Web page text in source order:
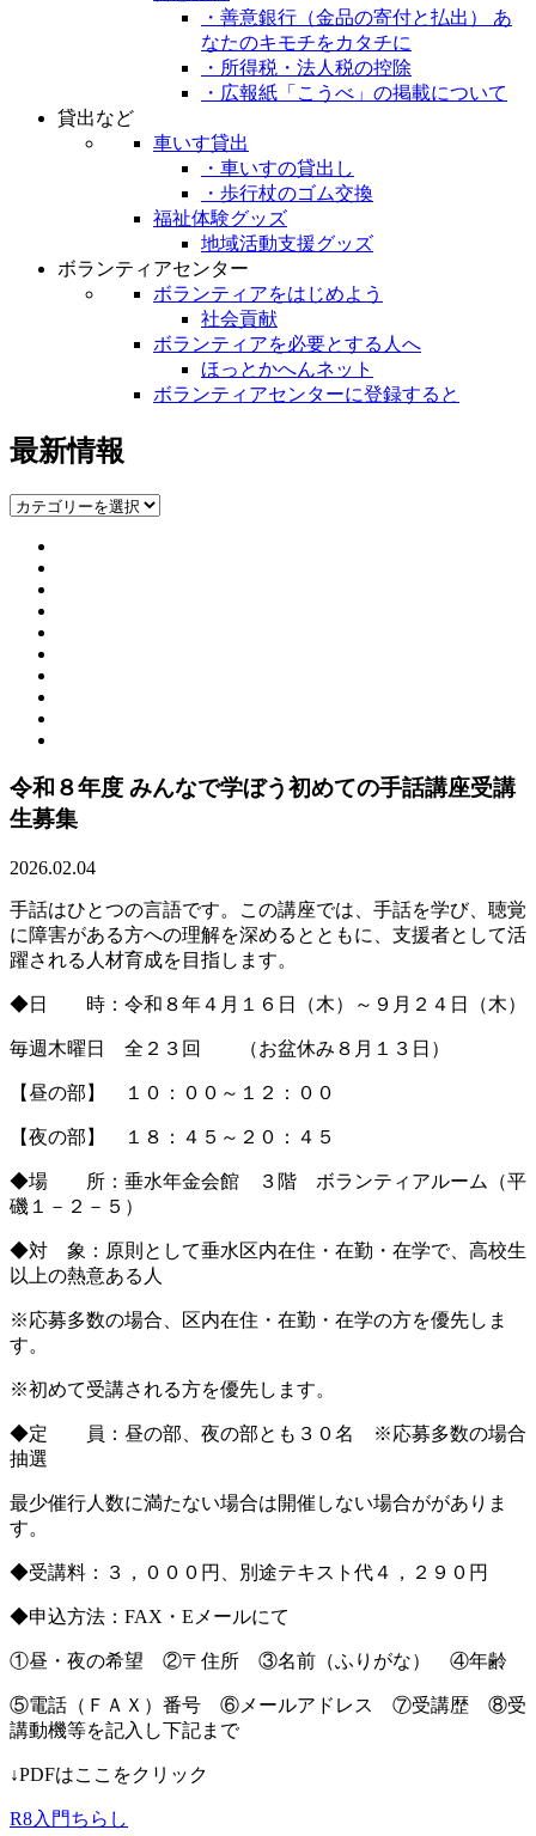
・善意銀行（金品の寄付と払出） あ
なたのキモチをカタチに
・所得税・法人税の控除
・広報紙「こうべ」の掲載について
貸出など
車いす貸出
・車いすの貸出し
・歩行杖のゴム交換
福祉体験グッズ
地域活動支援グッズ
ボランティアセンター
ボランティアをはじめよう
社会貢献
ボランティアを必要とする人へ
ほっとかへんネット
ボランティアセンターに登録すると
最新情報
令和８年度 みんなで学ぼう初めての手話講座受講
生募集
2026.02.04
手話はひとつの言語です。この講座では、手話を学び、聴覚
に障害がある方への理解を深めるとともに、支援者として活
躍される人材育成を目指します。
◆日 時：令和８年４月１６日（木）～９月２４日（木）
毎週木曜日 全２３回 （お盆休み８月１３日）
【昼の部】 １０：００～１２：００
【夜の部】 １８：４５～２０：４５
◆場 所：垂水年金会館 ３階 ボランティアルーム（平
磯１－２－５）
◆対 象：原則として垂水区内在住・在勤・在学で、高校生
以上の熱意ある人
※応募多数の場合、区内在住・在勤・在学の方を優先しま
す。
※初めて受講される方を優先します。
◆定 員：昼の部、夜の部とも３０名 ※応募多数の場合
抽選
最少催行人数に満たない場合は開催しない場合ががありま
す。
◆受講料：３，０００円、別途テキスト代４，２９０円
◆申込方法：FAX・Eメールにて
①昼・夜の希望 ②〒住所 ③名前（ふりがな） ④年齢
⑤電話（ＦＡＸ）番号 ⑥メールアドレス ⑦受講歴 ⑧受
講動機等を記入し下記まで
↓PDFはここをクリック
R8入門ちらし